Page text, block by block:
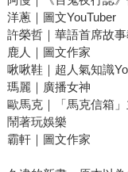
洋蔥｜圖文YouTuber
許榮哲｜華語首席故
鹿人｜圖文作家
啾啾鞋｜超人氣知識
瑪麗｜廣播女神
歐馬克｜「馬克信箱」
鬧著玩娛樂
霸軒｜圖文作家